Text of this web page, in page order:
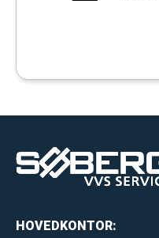
HOVEDKONTOR: